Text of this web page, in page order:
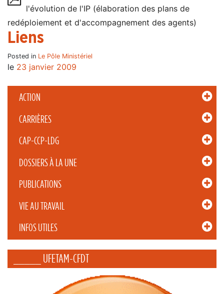
ACTION
CARRIÈRES
CAP-CCP-LDG
DOSSIERS À LA UNE
PUBLICATIONS
VIE AU TRAVAIL
INFOS UTILES
_____ UFETAM-CFDT
l'évolution de l'IP (élaboration des plans de
redéploiement et d'accompagnement des agents)
Liens
Posted in Le Pôle Ministériel
le 23 janvier 2009